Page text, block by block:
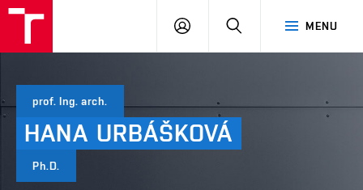
MENU
PŘIHLÁSIT
prof. Ing. arch.
HANA URBÁŠKOVÁ
Ph.D.